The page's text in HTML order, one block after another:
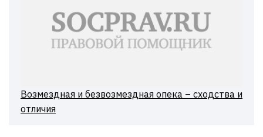
Возмездная и безвозмездная опека – сходства и
отличия